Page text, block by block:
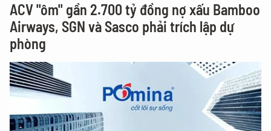
ACV "ôm" gần 2.700 tỷ đồng nợ xấu Bamboo
Airways, SGN và Sasco phải trích lập dự
phòng